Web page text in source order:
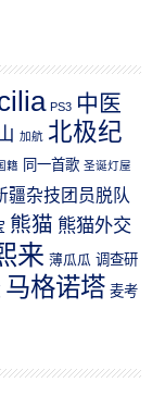
PS3 中医
加航 北极纪
籍 同一首歌 圣诞灯屋
疆杂技团员脱队
熊猫 熊猫外交
来 薄瓜瓜 调查研
马格诺塔 麦考